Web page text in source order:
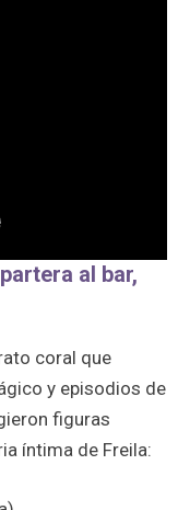
al bar,
coral que
y episodios de
figuras
íntima de Freila: